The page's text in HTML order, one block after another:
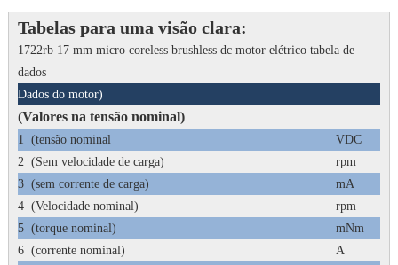
Tabelas para uma visão clara:
1722rb 17 mm micro coreless brushless dc motor elétrico tabela de
dados
Dados do motor)
(Valores na tensão nominal)
1 (tensão nominal
VDC
2 (Sem velocidade de carga)
rpm
3 (sem corrente de carga)
mA
4 (Velocidade nominal)
rpm
5 (torque nominal)
mNm
6 (corrente nominal)
A